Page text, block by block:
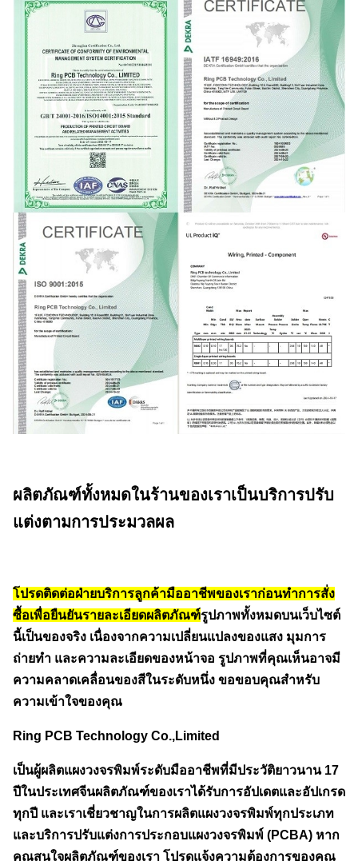
ผลิตภัณฑ์ทั้งหมดในร้านของเราเป็นบริการปรับ
แต่งตามการประมวลผล
โปรดติดต่อฝ่ายบริการลูกค้ามืออาชีพของเราก่อนทำการสั่ง
ซื้อเพื่อยืนยันรายละเอียดผลิตภัณฑ์รูปภาพทั้งหมดบนเว็บไซต์
นี้เป็นของจริง เนื่องจากความเปลี่ยนแปลงของแสง มุมการ
ถ่ายทำ และความละเอียดของหน้าจอ รูปภาพที่คุณเห็นอาจมี
ความคลาดเคลื่อนของสีในระดับหนึ่ง ขอขอบคุณสำหรับ
ความเข้าใจของคุณ
Ring PCB Technology Co.,Limited
เป็นผู้ผลิตแผงวงจรพิมพ์ระดับมืออาชีพที่มีประวัติยาวนาน 17
ปีในประเทศจีนผลิตภัณฑ์ของเราได้รับการอัปเดตและอัปเกรด
ทุกปี และเราเชี่ยวชาญในการผลิตแผงวงจรพิมพ์ทุกประเภท
และบริการปรับแต่งการประกอบแผงวงจรพิมพ์ (PCBA) หาก
คุณสนใจผลิตภัณฑ์ของเรา โปรดแจ้งความต้องการของคุณ